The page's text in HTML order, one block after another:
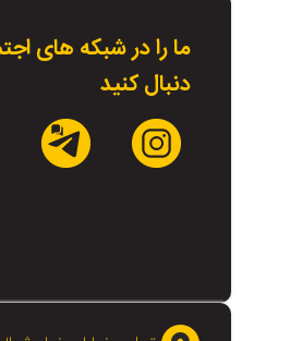
ما را در شبکه های
دنبال کنید